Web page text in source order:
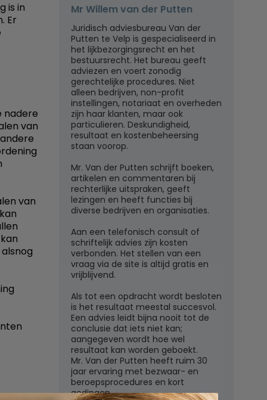
is in
Er
nadere
van
van
Mr Willem van der Putten
Juridisch adviesbureau Van der
Putten te Velp is gespecialiseerd in
het lijkbezorgingsrecht en het
bestuursrecht. Het bureau geeft
adviezen en voert zonodig
gerechtelijke procedures. Niet
alleen bedrijven, non-profit
instellingen, notariaat en overheden
zijn haar klanten, maar ook
particulieren. Deskundigheid,
resultaat en kostenbeheersing
staan voorop.
Mr. Van der Putten schrijft boeken,
artikelen en commentaren bij
rechterlijke uitspraken, geeft
lezingen en heeft functies bij
diverse bedrijven en organisaties.
Aan een telefonisch consult of
schriftelijk advies zijn kosten
verbonden. Het stellen van een
vraag via de site is altijd gratis en
vrijblijvend.
Als tot een opdracht wordt besloten
is het resultaat meestal succesvol.
Een advies leidt bijna nooit tot de
conclusie dat iets niet kan;
aangegeven wordt hoe wel
resultaat kan worden geboekt.
Mr. Van der Putten heeft ruim 30
jaar ervaring met bezwaar- en
beroepsprocedures en kort
gedingen.